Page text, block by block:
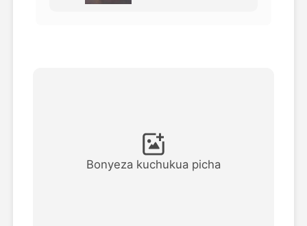
Angalia mifano yote
Bonyeza kuchukua picha